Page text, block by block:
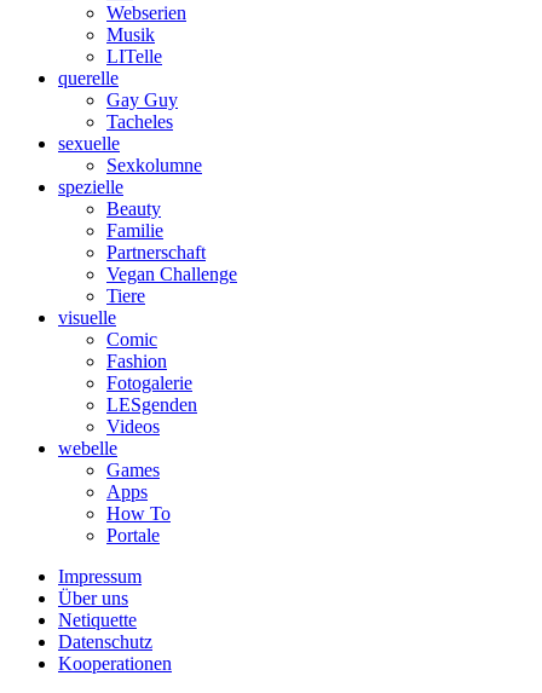
Webserien
Musik
LITelle
querelle
Gay Guy
Tacheles
sexuelle
Sexkolumne
spezielle
Beauty
Familie
Partnerschaft
Vegan Challenge
Tiere
visuelle
Comic
Fashion
Fotogalerie
LESgenden
Videos
webelle
Games
Apps
How To
Portale
Impressum
Über uns
Netiquette
Datenschutz
Kooperationen